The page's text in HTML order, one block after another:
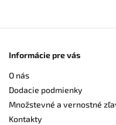
Informácie pre vás
O nás
Dodacie podmienky
Množstevné a vernostné
Kontakty